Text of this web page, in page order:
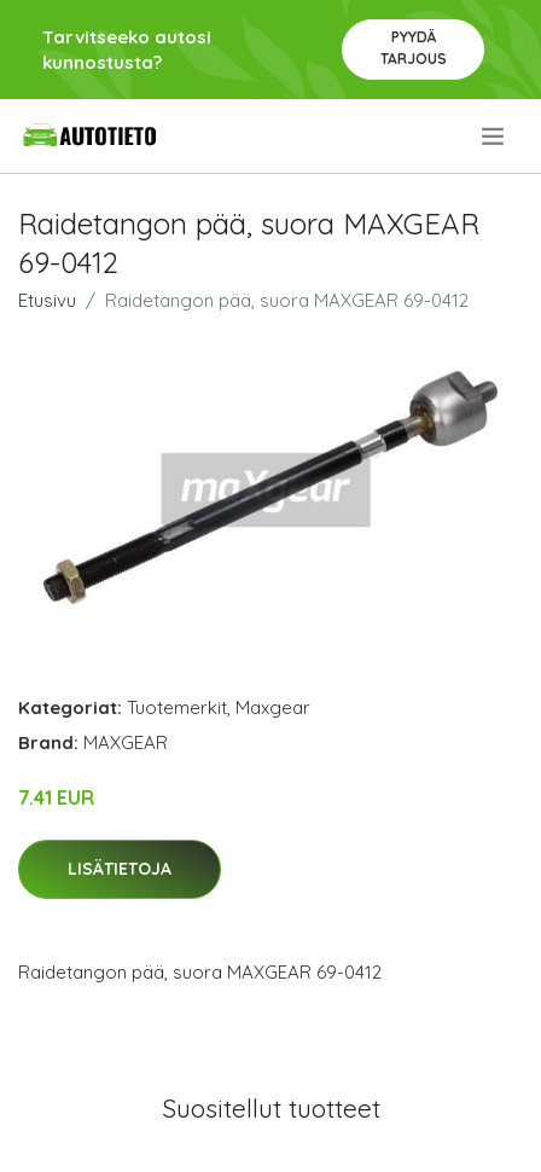
Tarvitseeko autosi
kunnostusta?
PYYDÄ
TARJOUS
Raidetangon pää, suora MAXGEAR
69-0412
Etusivu Raidetangon pää, suora MAXGEAR 69-0412
Kategoriat: Tuotemerkit, Maxgear
Brand: MAXGEAR
7.41 EUR
LISÄTIETOJA
Raidetangon pää, suora MAXGEAR 69-0412
Suositellut tuotteet